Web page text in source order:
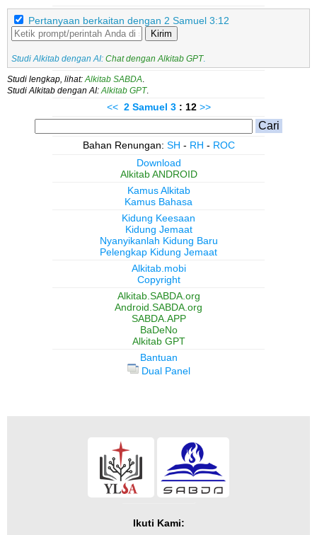
Pertanyaan berkaitan dengan 2 Samuel 3:12
Kirim
Studi Alkitab dengan AI: Chat dengan Alkitab GPT.
Studi lengkap, lihat: Alkitab SABDA
Studi Alkitab dengan AI: Alkitab GPT.
<< 2 Samuel 3 : 12 >>
Bahan Renungan: SH - RH - ROC
Download
Alkitab ANDROID
Kamus Alkitab
Kamus Bahasa
Kidung Keesaan
Kidung Jemaat
Nyanyikanlah Kidung Baru
Pelengkap Kidung Jemaat
Alkitab.mobi
Copyright
Alkitab.SABDA.org
Android.SABDA.org
SABDA.APP
BaDeNo
Alkitab GPT
Bantuan
Dual Panel
Ikuti Kami: